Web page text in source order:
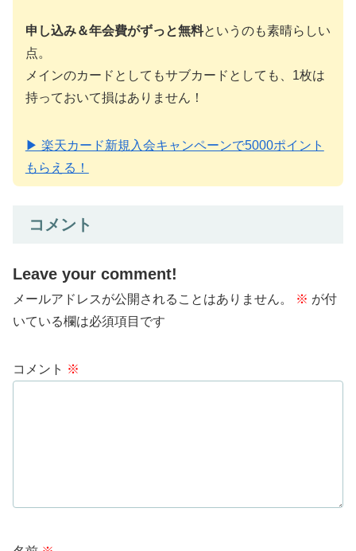
申し込み＆年会費がずっと無料というのも素晴らしい
点。
メインのカードとしてもサブカードとしても、1枚は
持っておいて損はありません！
▶ 楽天カード新規入会キャンペーンで5000ポイント
もらえる！
コメント
Leave your comment!
メールアドレスが公開されることはありません。 ※ が付
いている欄は必須項目です
コメント ※